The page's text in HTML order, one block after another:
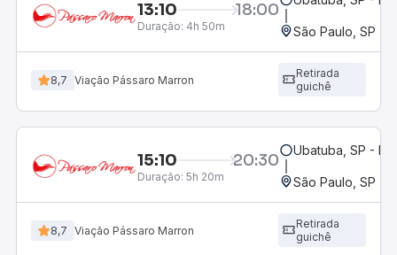
13:10 18:00
Duração: 4h 50m São Paulo, SP -
8,7 Viação Pássaro Marron
Retirada
guichê
15:10 20:30
Duração: 5h 20m
Ubatuba, SP -
São Paulo, SP -
8,7 Viação Pássaro Marron
Retirada
guichê